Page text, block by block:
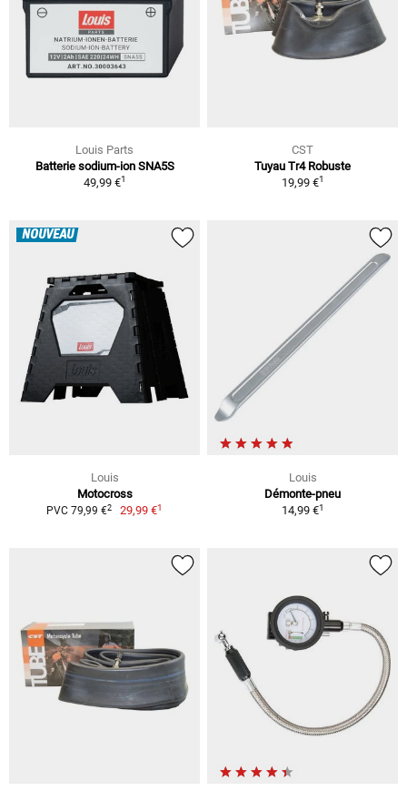
Louis Parts
Batterie sodium-ion SNA5S
49,99 €1
CST
Tuyau Tr4 Robuste
19,99 €1
NOUVEAU
Louis
Motocross
PVC 79,99 €2 29,99 €1
Louis
Démonte-pneu
14,99 €1